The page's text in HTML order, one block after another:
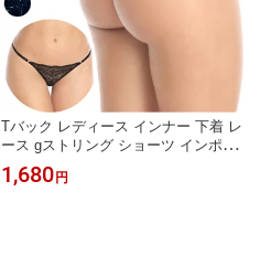
Tバック レディース インナー 下着 レ
ース gストリング ショーツ インポー
トランジェリー ナイトウェア サイド
ストリング セクシー パンツ 全5色 イ
1,680 円